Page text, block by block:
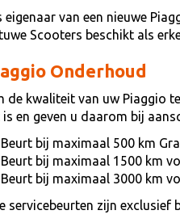
eigenaar van een nieuwe
Scooters beschikt als
Onderhoud
de kwaliteit van uw Piaggio
en geven u daarom bij
Beurt bij maximaal 500 km
Beurt bij maximaal 1500 km
Beurt bij maximaal 3000 km
servicebeurten zijn exclusief